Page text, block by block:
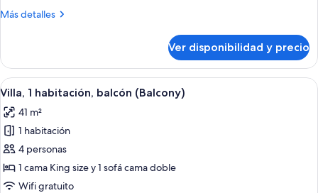
Más detalles
Más
1
habitación
Ver disponibilidad y precio
Ver
todas
las
fotos
de
Villa,
1
Una habitación de hotel con una
4
Villa, 1 habitación, balcón (Balcony)
41 m²
1 habitación
4 personas
1 cama King size y 1 sofá cama doble
Wifi gratuito